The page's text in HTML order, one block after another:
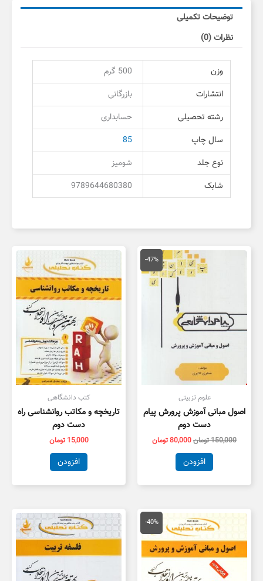
عدد
توضیحات تکمیلی
نظرات (0)
وزن
500 گرم
انتشارات
بازرگانی
رشته تحصیلی
حسابداری
سال چاپ
85
نوع جلد
شومیز
شابک
9789644680380
-47%
علوم تزبیتی
اصول مبانی آموزش پرورش پیام
دست دوم
150,000تومان
قیمت
اصلی
150,000 تومان
بود.
80,000تومان
قیمت
فعلی
است.
افزودن
کتب دانشگاهی
تاریخچه و مکاتب روانشناسی راه
دست دوم
15,000 تومان
افزودن
-40%
قیمت
اصلی
134,000 تومان
بود.
قیمت
فعلی
80,000 تومان
است.